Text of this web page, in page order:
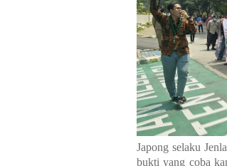
Japong selaku
bukti yang coba